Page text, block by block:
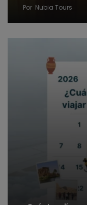
Por Nubia Tours